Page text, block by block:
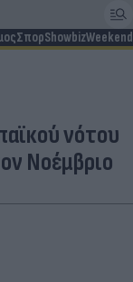
ΣπορShowbizWeekend
νότου
Νοέμβριο